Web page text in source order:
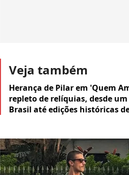
Veja também
Herança de Pilar em 'Quem
repleto de relíquias, desde
Brasil até edições históricas